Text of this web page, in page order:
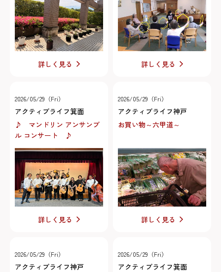
詳しく見る 詳しく見る
2026/05/29（Fri）
アクティブライフ箕面
♪ マンドリン アンサンブ
ル コンサート ♪
詳しく見る
2026/05/29（Fri）
アクティブライフ神戸
お買い物～六甲道～
詳しく見る
2026/05/29（Fri）
アクティブライフ神戸
2026/05/29（Fri）
アクティブライフ箕面